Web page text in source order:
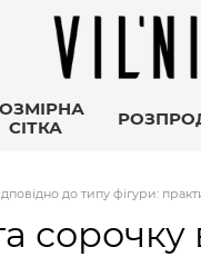
СІТКА
до типу фігури:
сорочку